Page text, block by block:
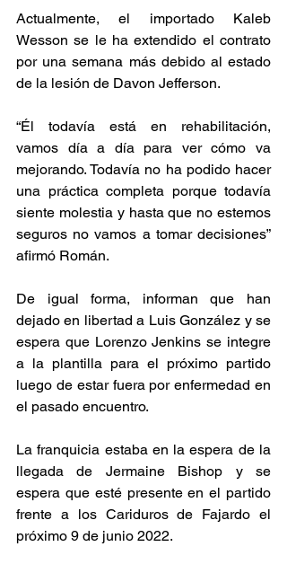
Actualmente, el importado Kaleb
Wesson se le ha extendido el contrato
por una semana más debido al estado
de la lesión de Davon Jefferson.
“Él todavía está en rehabilitación,
vamos día a día para ver cómo va
mejorando. Todavía no ha podido hacer
una práctica completa porque todavía
siente molestia y hasta que no estemos
seguros no vamos a tomar decisiones”
afirmó Román.
De igual forma, informan que han
dejado en libertad a Luis González y se
espera que Lorenzo Jenkins se integre
a la plantilla para el próximo partido
luego de estar fuera por enfermedad en
el pasado encuentro.
La franquicia estaba en la espera de la
llegada de Jermaine Bishop y se
espera que esté presente en el partido
frente a los Cariduros de Fajardo el
próximo 9 de junio 2022.